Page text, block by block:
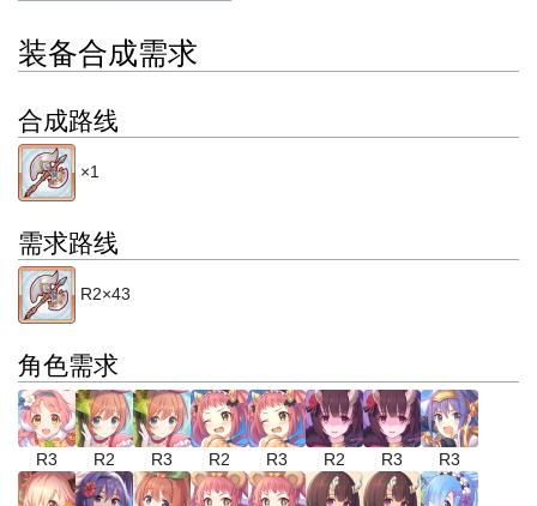
装备合成需求
合成路线
×1
需求路线
R2×43
角色需求
R3 R2 R3 R2 R3 R2 R3 R3